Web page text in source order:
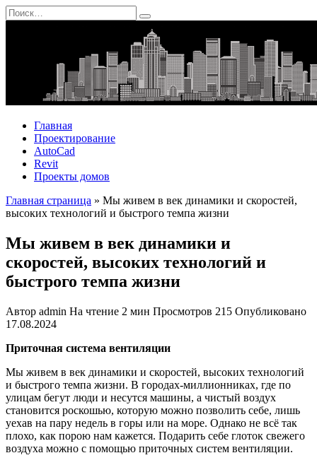
Перейти
к
Search
for:
Главная
Проектирование
AutoCad
Revit
Проекты домов
Главная страница » Мы живем в век динамики и скоростей,
высоких технологий и быстрого темпа жизни
Мы живем в век динамики и
скоростей, высоких технологий и
быстрого темпа жизни
Автор admin На чтение 2 мин Просмотров 215 Опубликовано
17.08.2024
Приточная система вентиляции
Мы живем в век динамики и скоростей, высоких технологий
и быстрого темпа жизни. В городах-миллионниках, где по
улицам бегут люди и несутся машины, а чистый воздух
становится роскошью, которую можно позволить себе, лишь
уехав на пару недель в горы или на море. Однако не всё так
плохо, как порою нам кажется. Подарить себе глоток свежего
воздуха можно с помощью приточных систем вентиляции.